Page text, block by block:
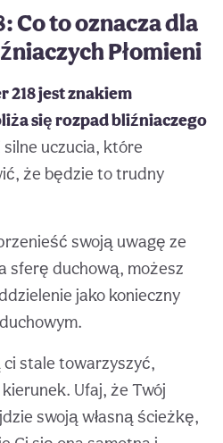
Co to oznacza dla
Płomieni
218 jest znakiem
się rozpad bliźniaczego
silne uczucia, które
że będzie to trudny
swoją uwagę ze
sferę duchową, możesz
jako konieczny
ci stale towarzyszyć,
Ufaj, że Twój
swoją własną ścieżkę,